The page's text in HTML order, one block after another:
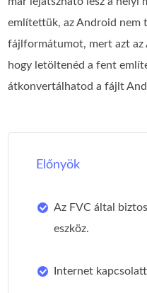
említettük, az Android nem
fájlformátumot, mert azt az
hogy letöltenéd a fent
átkonvertálhatod a fájlt
Előnyök
Az FVC által
eszköz.
Internet